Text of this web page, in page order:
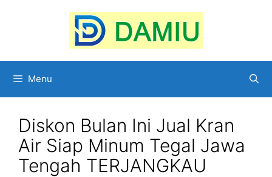
Menu
Diskon Bulan Ini Jual Kran
Air Siap Minum Tegal Jawa
Tengah TERJANGKAU